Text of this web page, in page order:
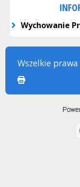
Wychowanie
Wszelkie